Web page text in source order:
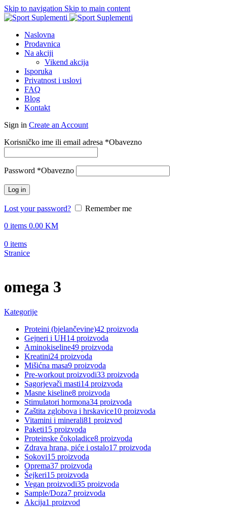
Skip to navigation Skip to main content
Naslovna
Prodavnica
Na akciji
Vikend akcija
Isporuka
Privatnost i uslovi
FAQ
Blog
Kontakt
Sign in Create an Account
Korisničko ime ili email adresa *Obavezno
Password *Obavezno
Log in
Lost your password?
Remember me
0 items 0.00 KM
0 items
Stranice
omega 3
Kategorije
Proteini (bjelančevine)42 proizvoda
Gejneri i UH14 proizvoda
Aminokiseline49 proizvoda
Kreatini24 proizvoda
Mišićna masa9 proizvoda
Pre-workout proizvodi33 proizvoda
Sagorjevači masti14 proizvoda
Masne kiseline8 proizvoda
Stimulatori hormona34 proizvoda
Zaštita zglobova i hrskavice10 proizvoda
Vitamini i minerali81 proizvod
Paketi15 proizvoda
Proteinske čokoladice8 proizvoda
Zdrava hrana, piće i ostalo17 proizvoda
Sokovi15 proizvoda
Oprema37 proizvoda
Šejkeri15 proizvoda
Vegan proizvodi35 proizvoda
Sample/Doza7 proizvoda
Akcija1 proizvod